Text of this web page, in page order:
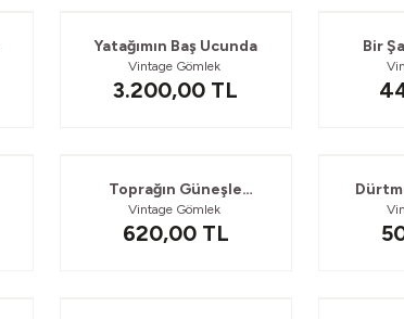
Yatağımın Baş Ucunda
Vintage Gömlek
3.200,00 TL
Bir
Toprağın Güneşle
Konuşması
Vintage Gömlek
620,00TL